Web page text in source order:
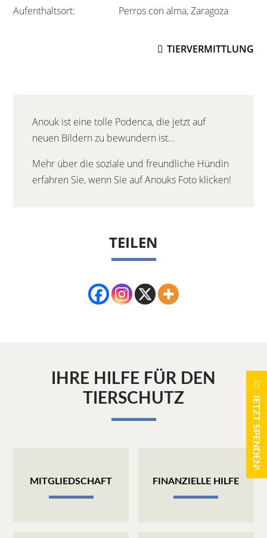
Aufenthaltsort:
Perros con alma, Zaragoza
TIERVERMITTLUNG
Anouk ist eine tolle Podenca, die jetzt auf
neuen Bildern zu bewundern ist…
Mehr über die soziale und freundliche Hündin
erfahren Sie, wenn Sie auf Anouks Foto klicken!
TEILEN
JETZT SPENDEN!
IHRE HILFE FÜR DEN
TIERSCHUTZ
MITGLIEDSCHAFT FINANZIELLE HILFE
JETZT SPENDEN!